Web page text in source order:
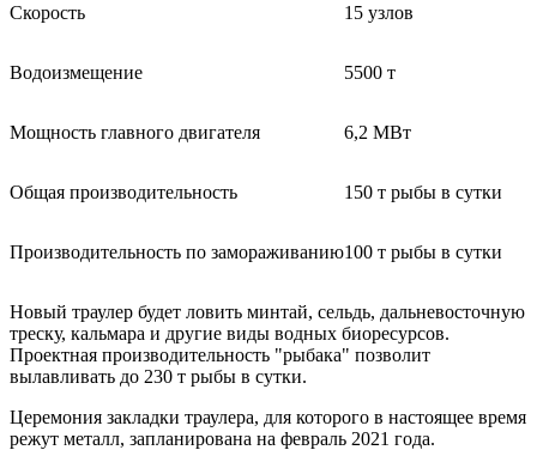
Скорость 15 узлов
Водоизмещение 5500 т
Мощность главного двигателя 6,2 МВт
Общая производительность 150 т рыбы в сутки
Производительность по замораживанию100 т рыбы в сутки
Новый траулер будет ловить минтай, сельдь, дальневосточную
треску, кальмара и другие виды водных биоресурсов.
Проектная производительность "рыбака" позволит
вылавливать до 230 т рыбы в сутки.
Церемония закладки траулера, для которого в настоящее время
режут металл, запланирована на февраль 2021 года.